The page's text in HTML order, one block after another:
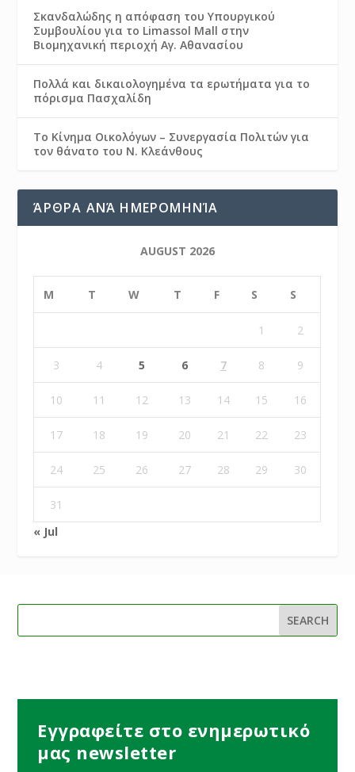
Σκανδαλώδης η απόφαση του Υπουργικού
Συμβουλίου για το Limassol Mall στην
Βιομηχανική περιοχή Αγ. Αθανασίου
Πολλά και δικαιολογημένα τα ερωτήματα για το
πόρισμα Πασχαλίδη
Το Κίνημα Οικολόγων – Συνεργασία Πολιτών για
τον θάνατο του Ν. Κλεάνθους
ΆΡΘΡΑ ΑΝΆ ΗΜΕΡΟΜΗΝΊΑ
AUGUST 2026
M T W T F S S
1 2
3 4 5 6 7 8 9
10 11 12 13 14 15 16
17 18 19 20 21 22 23
24 25 26 27 28 29 30
31
« Jul
Εγγραφείτε στο ενημερωτικό
μας newsletter